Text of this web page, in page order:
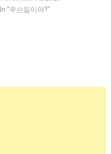
In "무슨일이야?"